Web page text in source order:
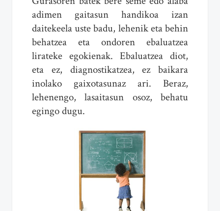
adimen gaitasun handikoa izan
daitekeela uste badu, lehenik eta behin
behatzea eta ondoren ebaluatzea
lirateke egokienak. Ebaluatzea diot,
eta ez, diagnostikatzea, ez baikara
inolako gaixotasunaz ari. Beraz,
lehenengo, lasaitasun osoz, behatu
egingo dugu.